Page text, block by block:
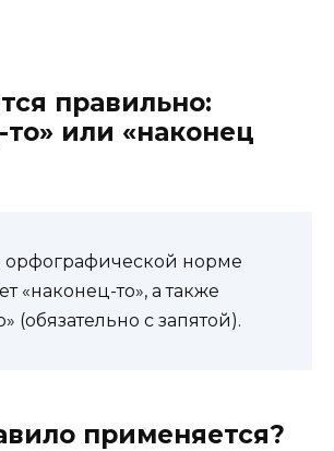
правильно:
или «наконец
орфографической норме
«наконец-то», а также
(обязательно с запятой).
применяется?